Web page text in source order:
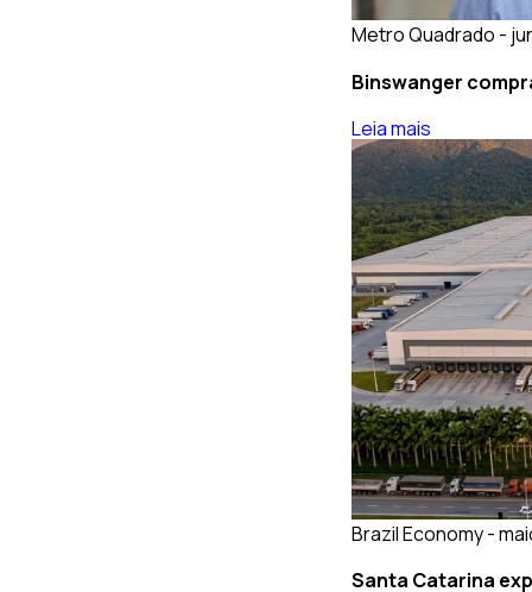
Metro Quadrado -
Binswanger
Leia mais
Brazil Economy -
Santa Catarina